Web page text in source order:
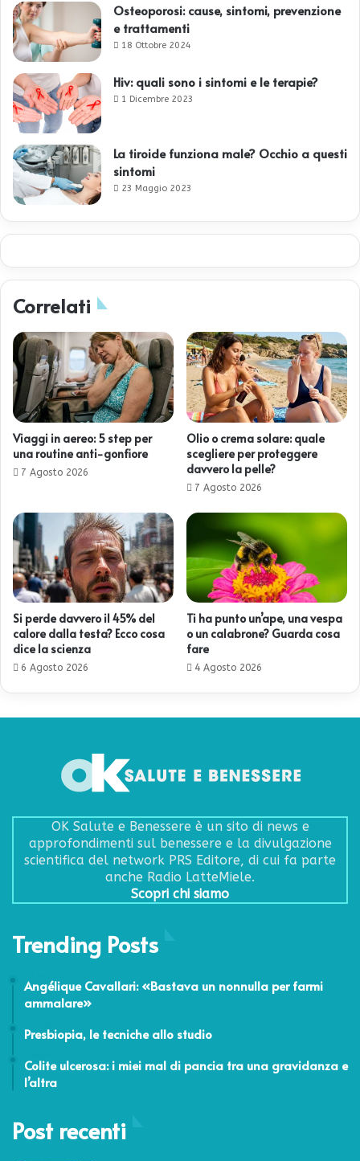
Osteoporosi: cause, sintomi, prevenzione
e trattamenti
18 Ottobre 2024
Hiv: quali sono i sintomi e le terapie?
1 Dicembre 2023
La tiroide funziona male? Occhio a questi
sintomi
23 Maggio 2023
Correlati
Viaggi in aereo: 5 step per
una routine anti-gonfiore
7 Agosto 2026
Olio o crema solare: quale
scegliere per proteggere
davvero la pelle?
7 Agosto 2026
Si perde davvero il 45% del
calore dalla testa? Ecco cosa
dice la scienza
6 Agosto 2026
Ti ha punto un’ape, una vespa
o un calabrone? Guarda cosa
fare
4 Agosto 2026
OK Salute e Benessere è un sito di news e
approfondimenti sul benessere e la divulgazione
scientifica del network PRS Editore, di cui fa parte
anche Radio LatteMiele.
Scopri chi siamo
Trending Posts
Angélique Cavallari: «Bastava un nonnulla per farmi
ammalare»
Presbiopia, le tecniche allo studio
Colite ulcerosa: i miei mal di pancia tra una gravidanza e
l’altra
Post recenti